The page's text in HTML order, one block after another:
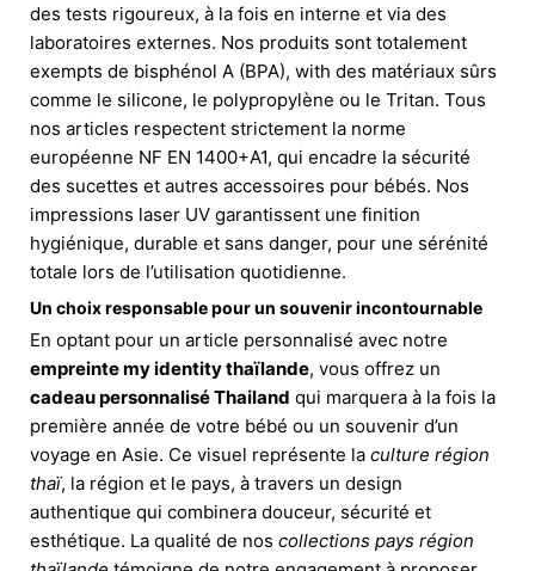
des tests rigoureux, à la fois en interne et via des
laboratoires externes. Nos produits sont totalement
exempts de bisphénol A (BPA), with des matériaux sûrs
comme le silicone, le polypropylène ou le Tritan. Tous
nos articles respectent strictement la norme
européenne NF EN 1400+A1, qui encadre la sécurité
des sucettes et autres accessoires pour bébés. Nos
impressions laser UV garantissent une finition
hygiénique, durable et sans danger, pour une sérénité
totale lors de l’utilisation quotidienne.
Un choix responsable pour un souvenir incontournable
En optant pour un article personnalisé avec notre
empreinte my identity thaïlande, vous offrez un
cadeau personnalisé Thailand qui marquera à la fois la
première année de votre bébé ou un souvenir d’un
voyage en Asie. Ce visuel représente la culture région
thaï, la région et le pays, à travers un design
authentique qui combinera douceur, sécurité et
esthétique. La qualité de nos collections pays région